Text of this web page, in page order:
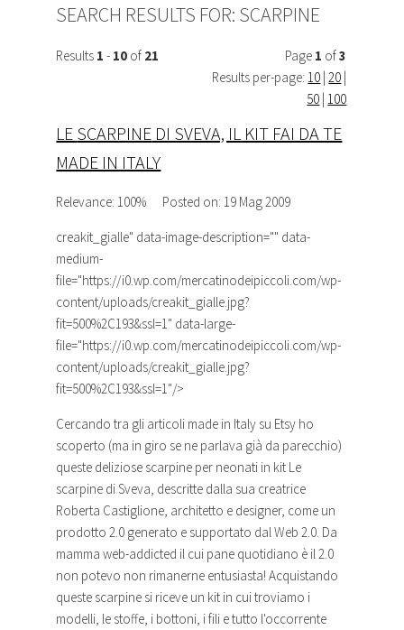
SEARCH RESULTS FOR: SCARPINE
Results 1 - 10 of 21 Page 1 of3
Results per-page:10 |20 |
50 |100
LE SCARPINE DI SVEVA, IL KIT FAI DA TE
MADE IN ITALY
Relevance: 100% Posted on: 19 Mag 2009
creakit_gialle" data-image-description="" data-
medium-
file="https://i0.wp.com/mercatinodeipiccoli.com/wp-
content/uploads/creakit_gialle.jpg?
fit=500%2C193&ssl=1" data-large-
file="https://i0.wp.com/mercatinodeipiccoli.com/wp-
content/uploads/creakit_gialle.jpg?
fit=500%2C193&ssl=1"/>
Cercando tra gli articoli made in Italy su Etsy ho
scoperto (ma in giro se ne parlava già da parecchio)
queste deliziose scarpine per neonati in kit Le
scarpine di Sveva, descritte dalla sua creatrice
Roberta Castiglione, architetto e designer, come un
prodotto 2.0 generato e supportato dal Web 2.0. Da
mamma web-addicted il cui pane quotidiano è il 2.0
non potevo non rimanerne entusiasta! Acquistando
queste scarpine si riceve un kit in cui troviamo i
modelli, le stoffe, i bottoni, i fili e tutto l'occorrente